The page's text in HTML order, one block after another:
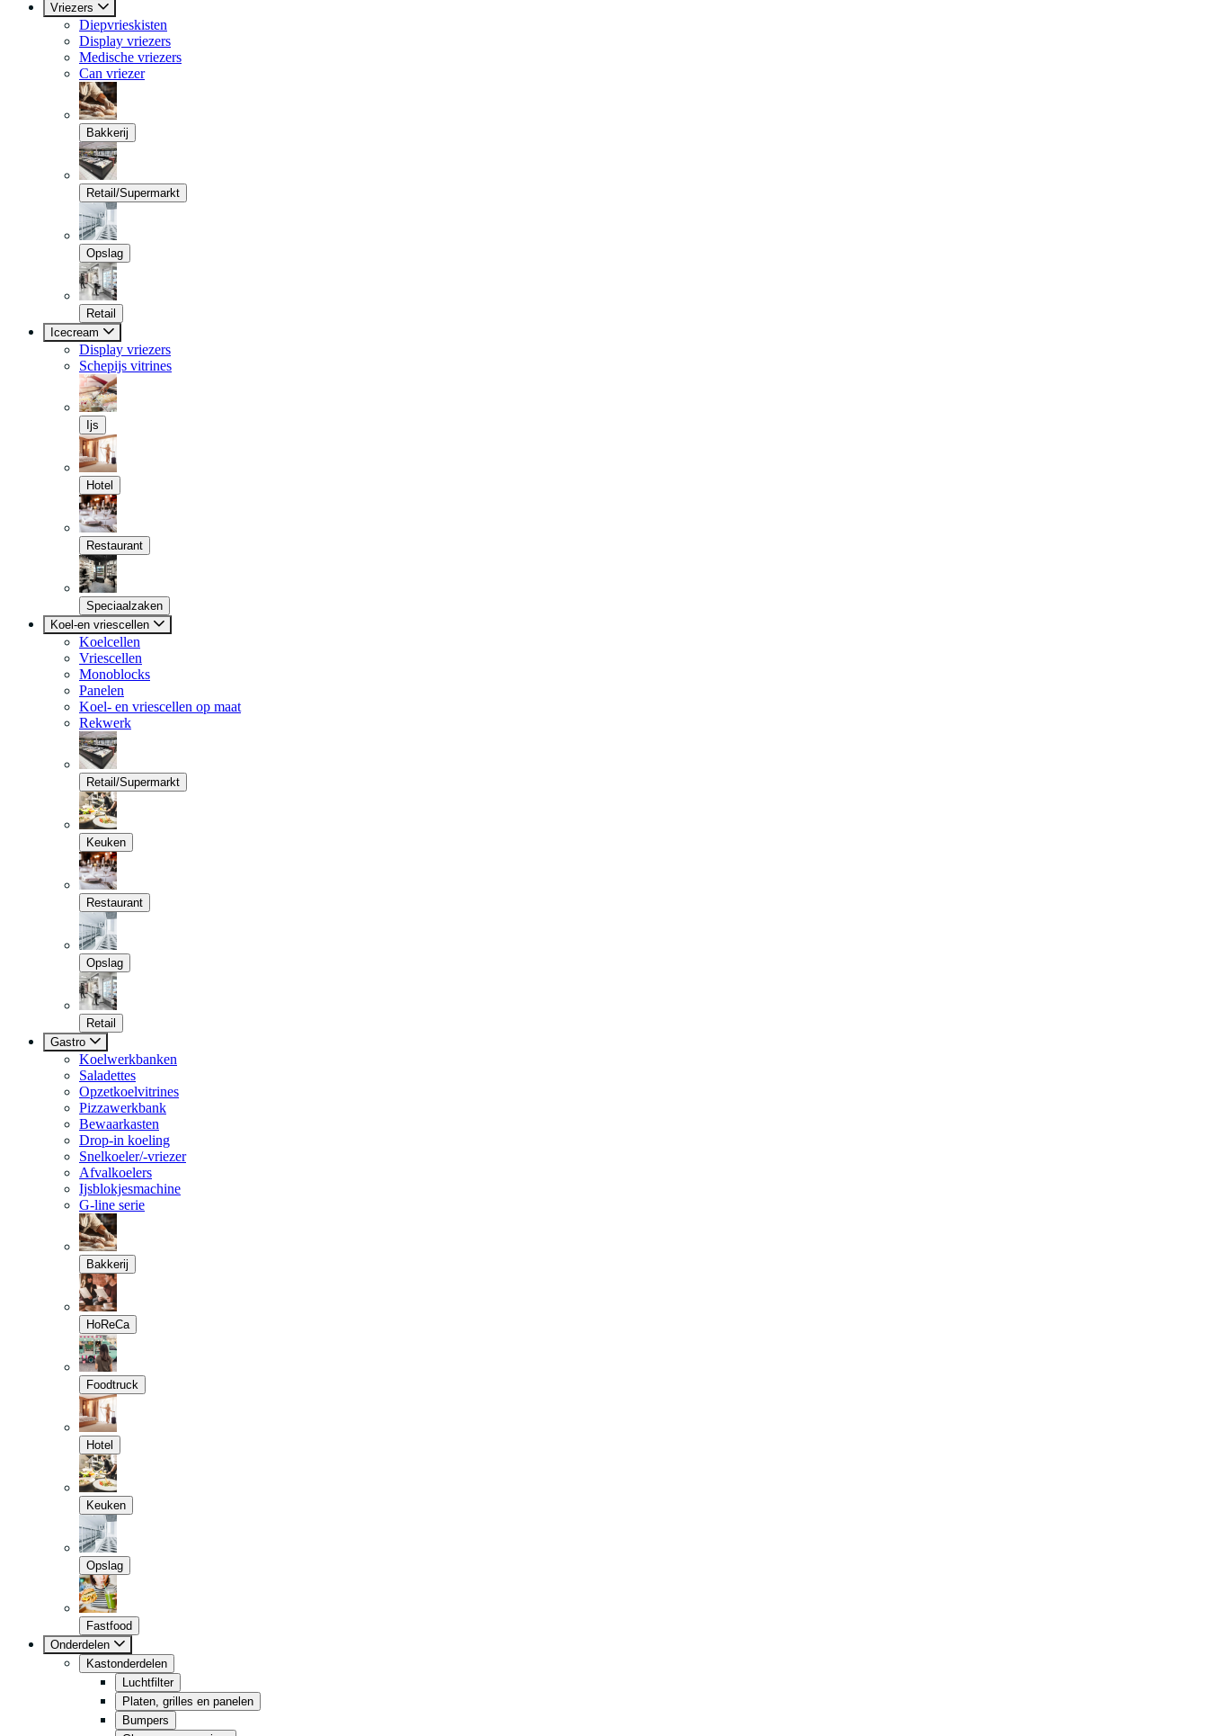
Vriezers
Diepvrieskisten
Display vriezers
Medische vriezers
Can vriezer
Bakkerij
Retail/Supermarkt
Opslag
Retail
Icecream
Display vriezers
Schepijs vitrines
Ijs
Hotel
Restaurant
Speciaalzaken
Koel-en vriescellen
Koelcellen
Vriescellen
Monoblocks
Panelen
Koel- en vriescellen op maat
Rekwerk
Retail/Supermarkt
Keuken
Restaurant
Opslag
Retail
Gastro
Koelwerkbanken
Saladettes
Opzetkoelvitrines
Pizzawerkbank
Bewaarkasten
Drop-in koeling
Snelkoeler/-vriezer
Afvalkoelers
Ijsblokjesmachine
G-line serie
Bakkerij
HoReCa
Foodtruck
Hotel
Keuken
Opslag
Fastfood
Onderdelen
Kastonderdelen
Luchtfilter
Platen, grilles en panelen
Bumpers